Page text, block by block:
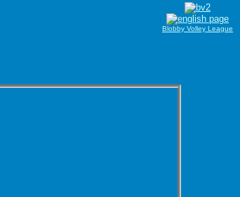
Blobby Volley League